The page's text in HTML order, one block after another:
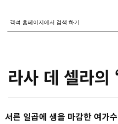
라사 데 셀라의
서른 일곱에 생을 마감한 여가